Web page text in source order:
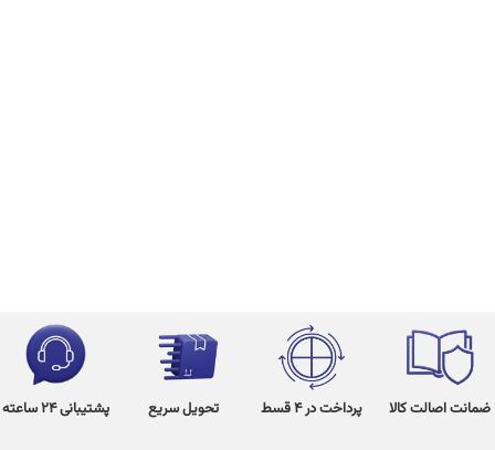
ضمانت اصالت کالا پرداخت در 4 قسط تحویل سریع پشتیبانی 24 ساعته